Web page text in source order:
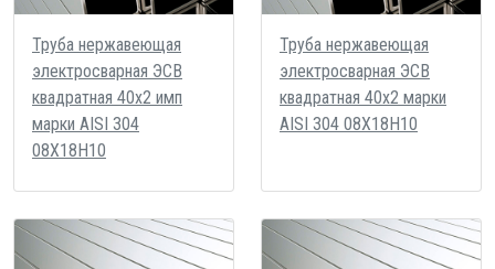
Труба нержавеющая
электросварная ЭСВ
квадратная 40х2 имп
марки AISI 304
08Х18Н10
Труба нержавеющая
электросварная ЭСВ
квадратная 40х2 марки
AISI 304 08Х18Н10